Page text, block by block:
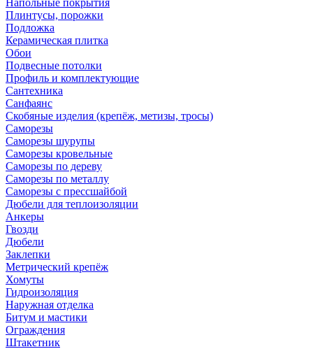
Напольные покрытия
Плинтусы, порожки
Подложка
Керамическая плитка
Обои
Подвесные потолки
Профиль и комплектующие
Сантехника
Санфаянс
Скобяные изделия (крепёж, метизы, тросы)
Саморезы
Саморезы шурупы
Саморезы кровельные
Саморезы по дереву
Саморезы по металлу
Саморезы с прессшайбой
Дюбели для теплоизоляции
Анкеры
Гвозди
Дюбели
Заклепки
Метрический крепёж
Хомуты
Гидроизоляция
Наружная отделка
Битум и мастики
Ограждения
Штакетник